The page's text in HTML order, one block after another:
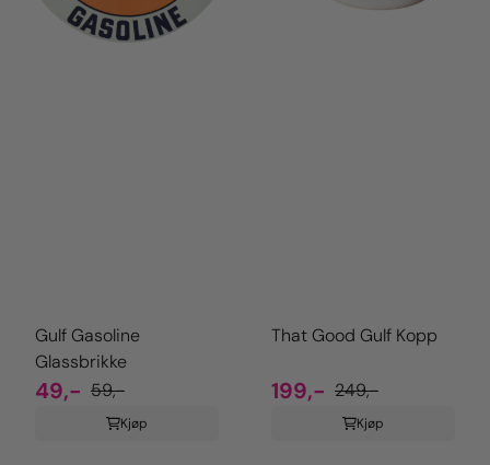
Gulf Gasoline
Glassbrikke
49,- 59,-
Kjøp
That Good Gulf Kopp
199,- 249,-
Kjøp